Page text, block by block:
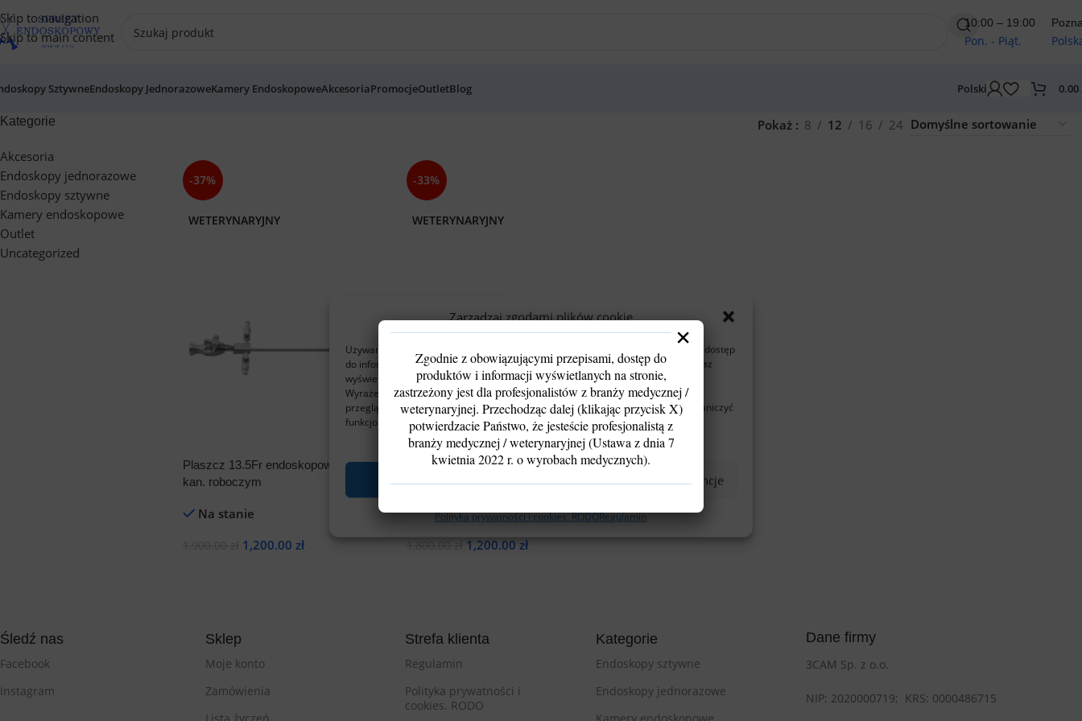
Zarządzaj zgodami plików cookie
Używamy technologii, takich jak pliki cookies, aby przechowywać i/lub uzyskiwać dostęp
do informacji o urządzeniu. Robimy to w celu poprawy komfortu przeglądania oraz
wyświetlania spersonalizowanych i niespersonalizowanych reklam.
Wyrażenie zgody pozwoli nam przetwarzać dane, takie jak zachowanie podczas
przeglądania lub unikalne identyfikatory. Brak zgody lub jej wycofanie może ograniczyć
funkcjonalność strony.
Akceptuję Odmów Zobacz preferencje
Polityka prywatności i cookies. RODORegulamin
Skip to navigation
Skip to main content
10:00 – 19:00
Pon. - Piąt.
SztywneEndoskopy JednorazoweKamery EndoskopoweAkcesoriaPromocjeOutletBlog Polski 0.00
Kategorie
Akcesoria
Endoskopy jednorazowe
Endoskopy sztywne
Kamery endoskopowe
Outlet
Uncategorized
Pokaż 8 12 16 24
-37%
WETERYNARYJNY
Plaszcz 13.5Fr endoskopowy A1202 z
kan. roboczym
Na stanie
1,200.00 zł
-33%
WETERYNARYJNY
Plaszcz 13.5Fr endoskopowy A1202-k z
kan. roboczym
Na stanie
1,800.00 1,200.00 zł
Śledź nas
Facebook
Instagram
Sklep
Moje konto
Zamówienia
Strefa klienta
Regulamin
Polityka prywatności i
cookies. RODO
Kategorie
Endoskopy sztywne
Endoskopy jednorazowe
Dane firmy
3CAM Sp. z o.o.
NIP: 2020000719; KRS: 0000486715
Zgodnie z obowiązującymi przepisami, dostęp do
produktów i informacji wyświetlanych na stronie,
zastrzeżony jest dla profesjonalistów z branży medycznej /
weterynaryjnej. Przechodząc dalej (klikając przycisk X)
potwierdzacie Państwo, że jesteście profesjonalistą z
branży medycznej / weterynaryjnej (Ustawa z dnia 7
kwietnia 2022 r. o wyrobach medycznych).
×